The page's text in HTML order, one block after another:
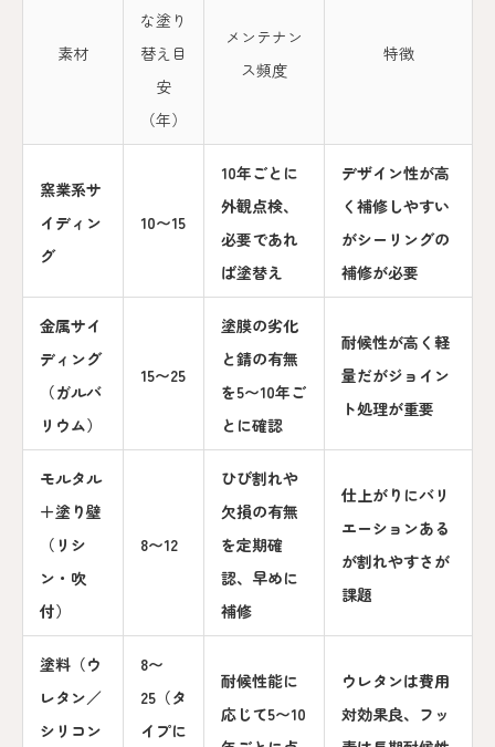
素材
な塗り
替え目
安
（年）
メンテナン
ス頻度
特徴
窯業系サ
イディン
グ
10〜15
10年ごとに
外観点検、
必要であれ
ば塗替え
デザイン性が高
く補修しやすい
がシーリングの
補修が必要
金属サイ
ディング
（ガルバ
リウム）
15〜25
塗膜の劣化
と錆の有無
を5〜10年ご
とに確認
耐候性が高く軽
量だがジョイン
ト処理が重要
モルタル
＋塗り壁
（リシ
ン・吹
付）
8〜12
ひび割れや
欠損の有無
を定期確
認、早めに
補修
仕上がりにバリ
エーションある
が割れやすさが
課題
塗料（ウ
レタン／
シリコン
8〜
25（タ
イプに
耐候性能に
応じて5〜10
ウレタンは費用
対効果良、フッ